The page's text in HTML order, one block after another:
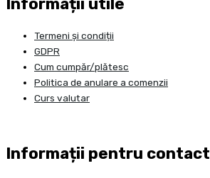
Informații utile
Termeni și condiții
GDPR
Cum cumpăr/plătesc
Politica de anulare a comenzii
Curs valutar
Informații pentru contact